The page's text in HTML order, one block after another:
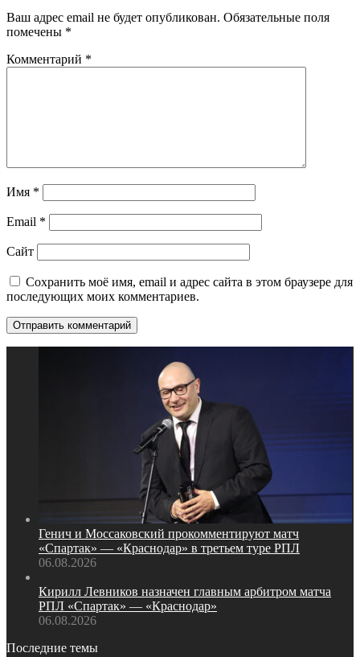
Ваш адрес email не будет опубликован. Обязательные поля
помечены *
Комментарий *
Имя *
Email *
Сайт
Сохранить моё имя, email и адрес сайта в этом браузере для
последующих моих комментариев.
Генич и Моссаковский прокомментируют матч
«Спартак» — «Краснодар» в третьем туре РПЛ
06.08.2026
Кирилл Левников назначен главным арбитром матча
РПЛ «Спартак» — «Краснодар»
06.08.2026
Последние темы